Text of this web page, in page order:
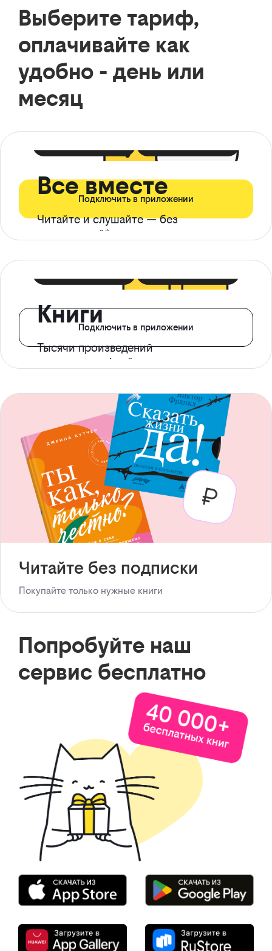
Выберите тариф,
оплачивайте как
удобно - день или
месяц
Все вместе
Читайте и слушайте — без
ограничений*
Подключить в приложении
Книги
Тысячи произведений
с доступом офлайн
Подключить в приложении
Читайте без подписки
Покупайте только нужные книги
Попробуйте наш
сервис бесплатно